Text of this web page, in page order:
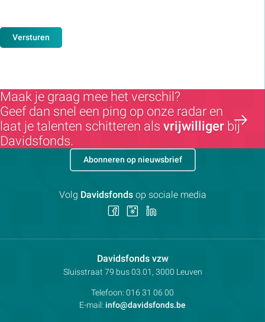
Versturen
Maak je graag mee het verschil?
Geef dan snel een ping op onze radar en
laat je talenten schitteren als vrijwilliger bij
Davidsfonds.
Davidsfonds vzwContactpersoon:
Adres:
Sluisstraat 79 bus 03.01, 3000 Leuven
Telefoon: 016 31 06 00
E-mail: info@davidsfonds.be
Abonneren op nieuwsbrief
Volg Davidsfondsop sociale media
Volg Volg